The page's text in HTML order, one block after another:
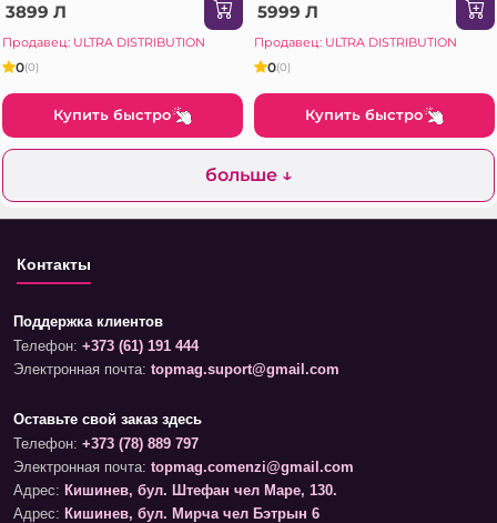
3899 Л
Продавец: ULTRA DISTRIBUTION
0(0)
Купить быстро
5999 Л
Продавец: ULTRA DISTRIBUTION
0(0)
Купить быстро
больше ↓
Контакты
Поддержка клиентов
Телефон: +373 (61) 191 444
Электронная почта: topmag.suport@gmail.com
Оставьте свой заказ здесь
Телефон: +373 (78) 889 797
Электронная почта: topmag.comenzi@gmail.com
Адрес: Кишинев, бул. Штефан чел Маре, 130.
Адрес: Кишинев, бул. Мирча чел Бэтрын 6